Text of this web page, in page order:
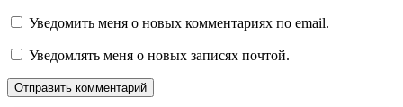
Уведомить меня о новых комментариях по email.
Уведомлять меня о новых записях почтой.